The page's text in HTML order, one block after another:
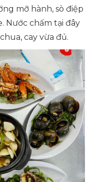
mỡ hành, sò điệp
Nước chấm tại đây
cay vừa đủ.